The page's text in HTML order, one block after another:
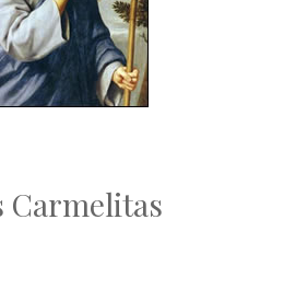
Carmelitas